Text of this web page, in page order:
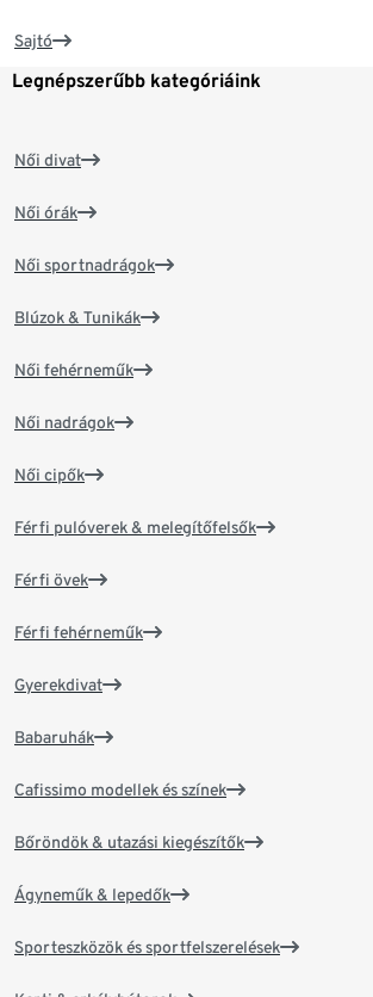
Sajtó
Legnépszerűbb kategóriáink
Női divat
Női órák
Női sportnadrágok
Blúzok & Tunikák
Női fehérneműk
Női nadrágok
Női cipők
Férfi pulóverek & melegítőfelsők
Férfi övek
Férfi fehérneműk
Gyerekdivat
Babaruhák
Cafissimo modellek és színek
Bőröndök & utazási kiegészítők
Ágyneműk & lepedők
Sporteszközök és sportfelszerelések